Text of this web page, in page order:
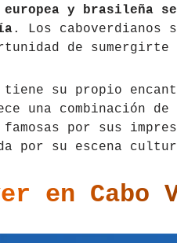
y brasileña
. Los
de
tiene su propio
una combinación
por sus
por su escena
en Cabo